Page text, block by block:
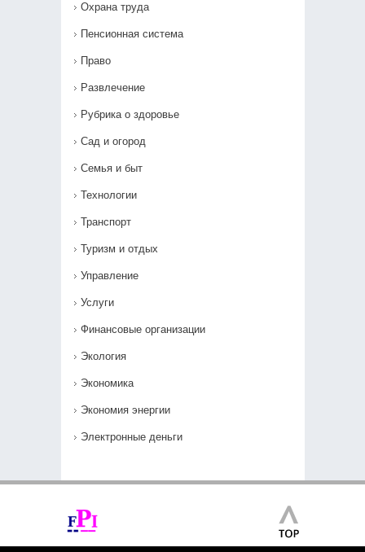
Охрана труда
Пенсионная система
Право
Развлечение
Рубрика о здоровье
Сад и огород
Семья и быт
Технологии
Транспорт
Туризм и отдых
Управление
Услуги
Финансовые организации
Экология
Экономика
Экономия энергии
Электронные деньги